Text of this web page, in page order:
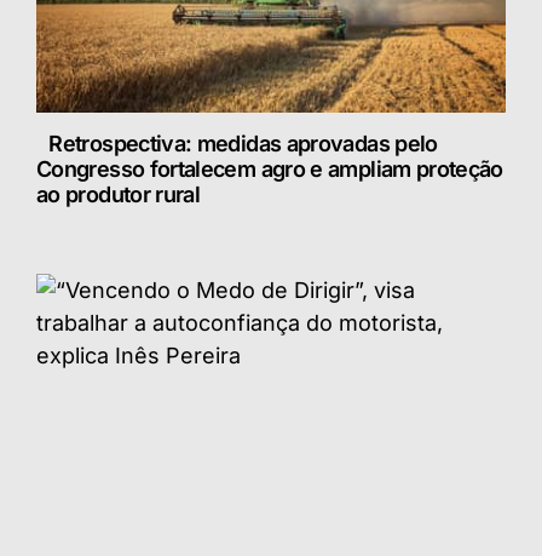
Retrospectiva: medidas aprovadas pelo
Congresso fortalecem agro e ampliam proteção
ao produtor rural